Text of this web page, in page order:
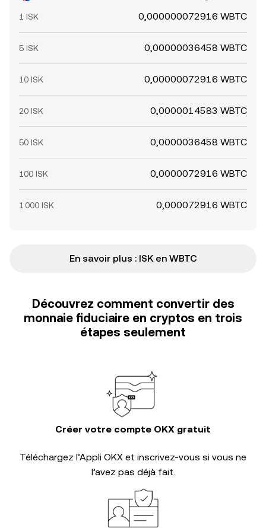
1 ISK 0,000000072916 WBTC
5 ISK 0,00000036458 WBTC
10 ISK 0,00000072916 WBTC
20 ISK 0,0000014583 WBTC
50 ISK 0,0000036458 WBTC
100 ISK 0,0000072916 WBTC
1 000 ISK 0,000072916 WBTC
En savoir plus : ISK en WBTC
Découvrez comment convertir des
monnaie fiduciaire en cryptos en trois
étapes seulement
Créer votre compte OKX gratuit
Téléchargez l’Appli OKX et inscrivez-vous si vous ne
l’avez pas déjà fait.